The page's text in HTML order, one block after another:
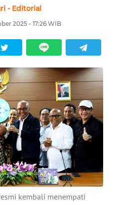
- Editorial
2025 - 17:26 WIB
kembali menempati